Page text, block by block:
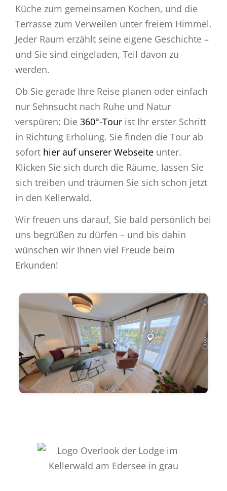
Küche zum gemeinsamen Kochen, und die
Terrasse zum Verweilen unter freiem Himmel.
Jeder Raum erzählt seine eigene Geschichte –
und Sie sind eingeladen, Teil davon zu
werden.
Ob Sie gerade Ihre Reise planen oder einfach
nur Sehnsucht nach Ruhe und Natur
verspüren: Die 360°-Tour ist Ihr erster Schritt
in Richtung Erholung. Sie finden die Tour ab
sofort hier auf unserer Webseite unter.
Klicken Sie sich durch die Räume, lassen Sie
sich treiben und träumen Sie sich schon jetzt
in den Kellerwald.
Wir freuen uns darauf, Sie bald persönlich bei
uns begrüßen zu dürfen – und bis dahin
wünschen wir Ihnen viel Freude beim
Erkunden!